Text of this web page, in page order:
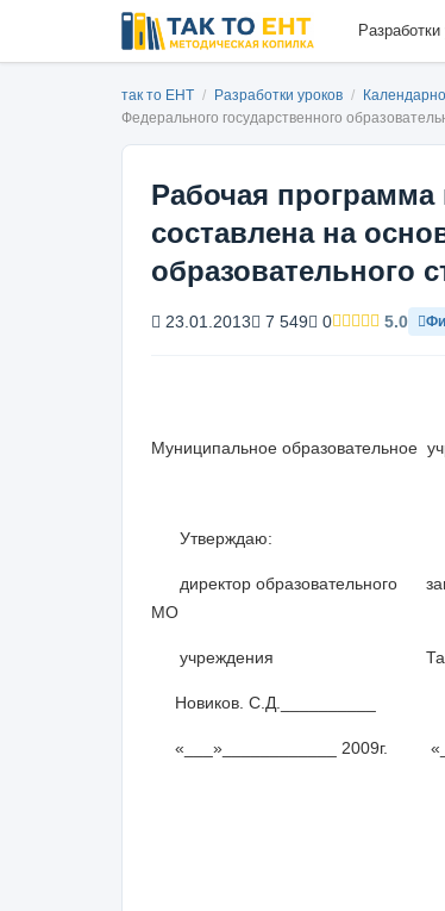
Разработки
так то ЕНТ / Разработки уроков /
Федерального государ­ственного
Рабочая программа
составлена на
образовательного
23.01.2013 7 549 0 5.0
Муниципальное образовательное
Утверждаю:
директор образовательного
МО
учреждения
Новиков.
«___»____________ 2009г.